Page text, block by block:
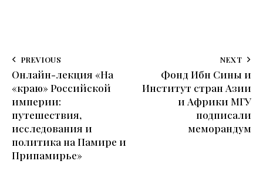
PREVIOUS
Онлайн-лекция «На
«краю» Российской
империи:
путешествия,
исследования и
политика на Памире и
Припамирье»
NEXT
Фонд Ибн Сины и
Институт стран Азии
и Африки МГУ
подписали
меморандум